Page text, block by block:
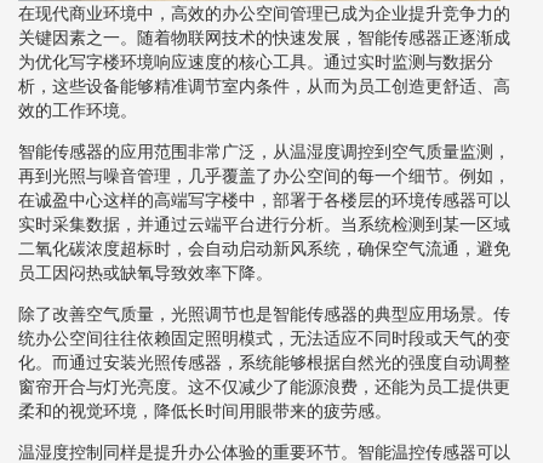
在现代商业环境中，高效的办公空间管理已成为企业提升竞争力的
关键因素之一。随着物联网技术的快速发展，智能传感器正逐渐成
为优化写字楼环境响应速度的核心工具。通过实时监测与数据分
析，这些设备能够精准调节室内条件，从而为员工创造更舒适、高
效的工作环境。
智能传感器的应用范围非常广泛，从温湿度调控到空气质量监测，
再到光照与噪音管理，几乎覆盖了办公空间的每一个细节。例如，
在诚盈中心这样的高端写字楼中，部署于各楼层的环境传感器可以
实时采集数据，并通过云端平台进行分析。当系统检测到某一区域
二氧化碳浓度超标时，会自动启动新风系统，确保空气流通，避免
员工因闷热或缺氧导致效率下降。
除了改善空气质量，光照调节也是智能传感器的典型应用场景。传
统办公空间往往依赖固定照明模式，无法适应不同时段或天气的变
化。而通过安装光照传感器，系统能够根据自然光的强度自动调整
窗帘开合与灯光亮度。这不仅减少了能源浪费，还能为员工提供更
柔和的视觉环境，降低长时间用眼带来的疲劳感。
温湿度控制同样是提升办公体验的重要环节。智能温控传感器可以